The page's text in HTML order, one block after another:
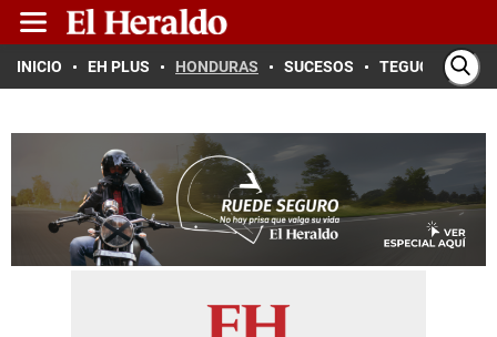
INICIO EH PLUS HONDURAS SUCESOS TEGUCIGALPA